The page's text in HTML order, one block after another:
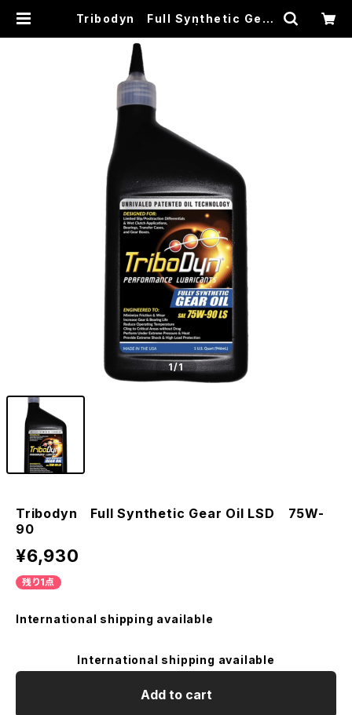
Tribodyn Full Synthetic Gear
ス×FUN CUBE
1/1
Tribodyn Full Synthetic Gear Oil LSD 75W-
90
¥6,930
残り1点
International shipping available
International shipping available
Add to cart